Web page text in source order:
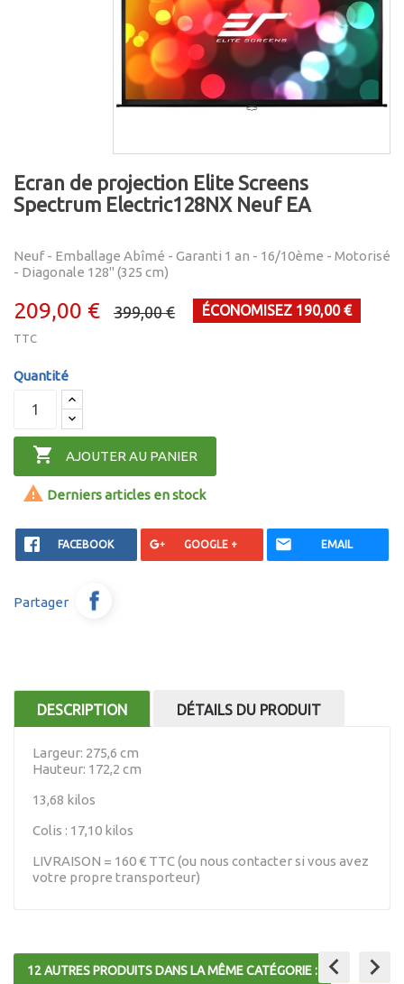
Ecran de projection Elite Screens
Spectrum Electric128NX Neuf EA
Neuf - Emballage Abîmé - Garanti 1 an - 16/10ème - Motorisé
- Diagonale 128" (325 cm)
209,00 € 399,00 € ÉCONOMISEZ 190,00 €
TTC
Quantité
 AJOUTER AU PANIER
 Derniers articles en stock
FACEBOOK GOOGLE + EMAIL
Partager
DESCRIPTION DÉTAILS DU PRODUIT
Largeur: 275,6 cm
Hauteur: 172,2 cm
13,68 kilos
Colis : 17,10 kilos
LIVRAISON = 160 € TTC (ou nous contacter si vous avez
votre propre transporteur)
12 AUTRES PRODUITS DANS LA MÊME CATÉGORIE : keyboard_arrow_left keyboard_arrow_right